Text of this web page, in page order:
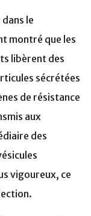
le
montré que les
libèrent des
sécrétées
de résistance
aux
des
vigoureux, ce